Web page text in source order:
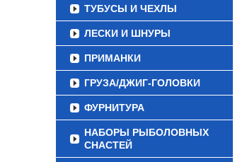
ТУБУСЫ И ЧЕХЛЫ
ЛЕСКИ И ШНУРЫ
ПРИМАНКИ
ГРУЗА/ДЖИГ-ГОЛОВКИ
ФУРНИТУРА
НАБОРЫ РЫБОЛОВНЫХ
СНАСТЕЙ